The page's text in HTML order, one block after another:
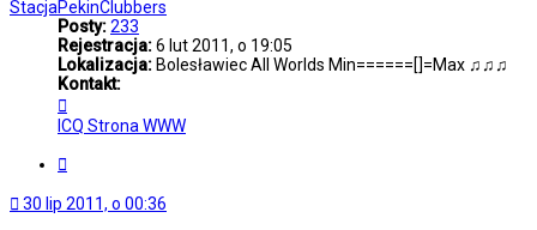
StacjaPekinClubbers
Posty:233
Rejestracja:6 lut 2011, o 19:05
Lokalizacja: Bolesławiec All Worlds Min======[]=Max ♫♫♫
Kontakt:
się
z
ICQ Strona WWW
30 lip 2011, o 00:36